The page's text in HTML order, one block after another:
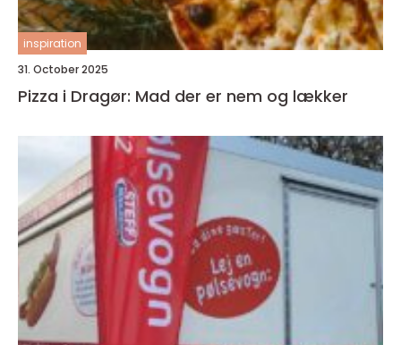
inspiration
31. October 2025
Pizza i Dragør: Mad der er nem og lækker